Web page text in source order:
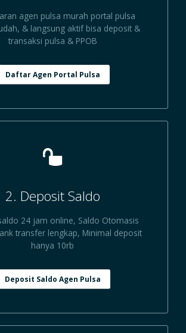
agen pulsa murah portal pulsa
& langsung aktif bisa deposit &
transaksi pulsa & PPOB
Daftar Agen Portal Pulsa
2. Deposit Saldo
24 jam online, Saldo Otomasis
transfer lengkap, Minimal deposit
hanya 10rb
Deposit Saldo Agen Pulsa